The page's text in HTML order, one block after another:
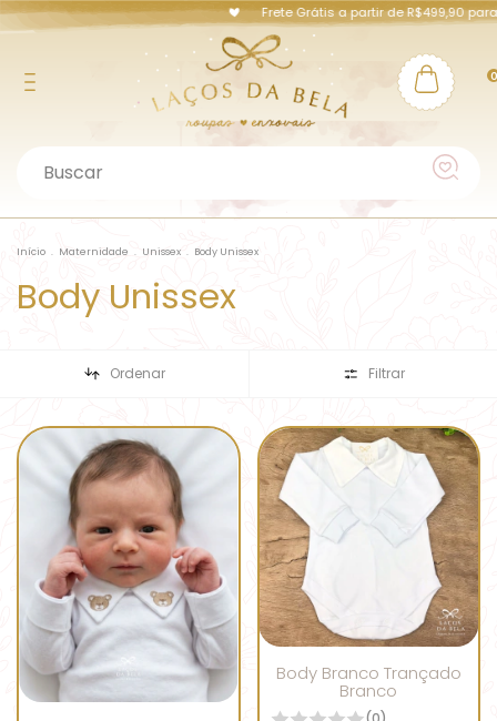
Frete Grátis a partir de R$499,90 para
Início . Maternidade . Unissex . Body Unissex
Body Unissex
Ordenar Filtrar
Body Branco Trançado
Branco